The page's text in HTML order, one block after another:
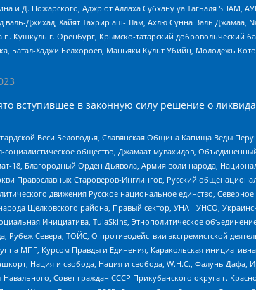
и Д. Пожарского, Аджр от Аллаха Субхану уа Тагьаля SHAM,
валь-Джихад, Хайят Тахрир аш-Шам, Ахлю Сунна Валь Джамаа,
п. Кушкуль г. Оренбург, Крымско-татарский добровольческий
Батал-Хаджи Белхороев, Маньяки Культ Убийц, Молодёжь
вступившее в законную силу решение о
Веси Беловодья, Славянская Община Капища Веды
общество, Джамаат мувахидов,
18, Благородный Орден Дьявола, Армия воли народа,
Православных Староверов-Инглингов, Русский
движения Русское национальное единство,
Щелковского района, Правый сектор, УНА - УНСО,
Инициатива, TulaSkins, Этнополитическое
Севера, ТОЙС, О противодействии экстремистской
МПГ, Курсом Правды и Единения, Каракольская
Нация и свобода, Нация и свобода, W.H.С., Фалунь Дафа,
Совет граждан СССР Прикубанского округа г.